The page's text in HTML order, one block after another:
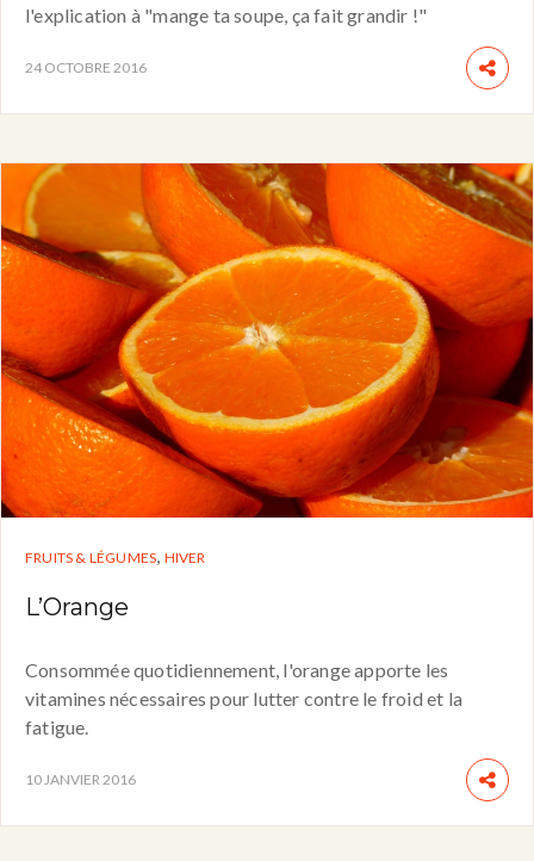
l'explication à "mange ta soupe, ça fait grandir !"
24 OCTOBRE 2016
FRUITS & LÉGUMES, HIVER
L’Orange
Consommée quotidiennement, l'orange apporte les
vitamines nécessaires pour lutter contre le froid et la
fatigue.
10 JANVIER 2016